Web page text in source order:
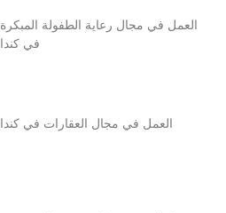
العمل في مجال رعاية الطفولة المبكرة
في كندا
العمل في مجال العقارات في كندا